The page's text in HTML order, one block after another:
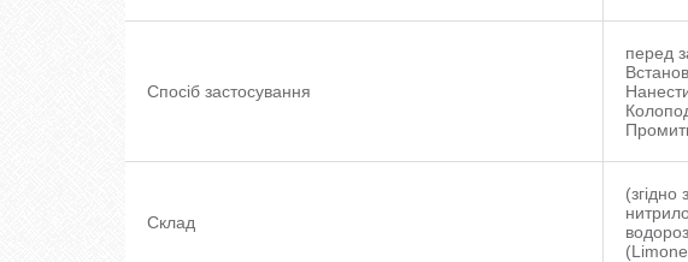
Спосіб застосування
перед
Склад